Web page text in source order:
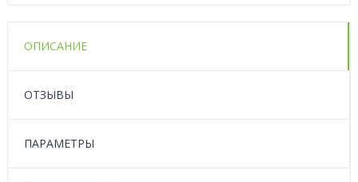
ОПИСАНИЕ
ОТЗЫВЫ
ПАРАМЕТРЫ